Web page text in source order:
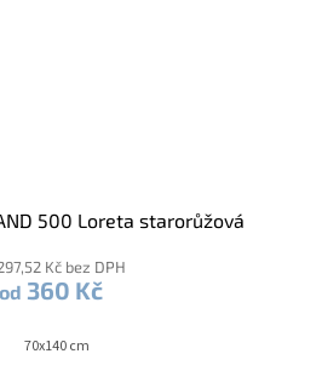
500 Loreta starorůžová
Kč bez DPH
od 360 Kč
70x140 cm